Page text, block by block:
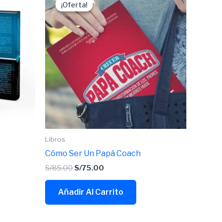
¡Oferta!
¡Oferta!
Libros
Cómo Ser Un Papá Coach
S/85.00
original
era:
S/85.00.
S/75.00
actual
es:
S/75.00.
Añadir Al Carrito